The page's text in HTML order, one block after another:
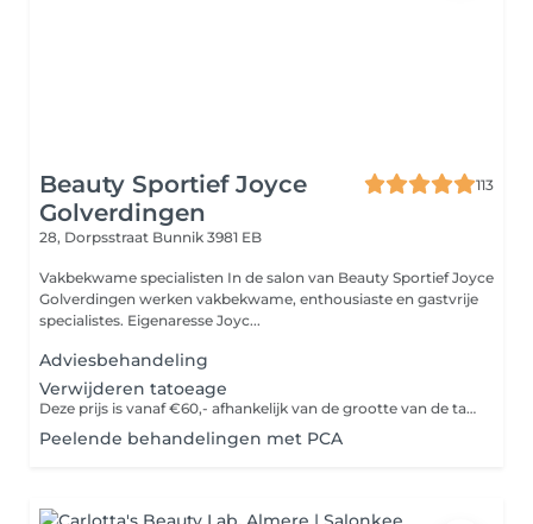
Beauty Sportief Joyce
Golverdingen
113
28, Dorpsstraat Bunnik 3981 EB
Vakbekwame specialisten In de salon van Beauty Sportief Joyce
Golverdingen werken vakbekwame, enthousiaste en gastvrije
specialistes. Eigenaresse Joyc...
Adviesbehandeling
Verwijderen tatoeage
Deze prijs is vanaf €60,- afhankelijk van de grootte van de tatoeage
Peelende behandelingen met PCA